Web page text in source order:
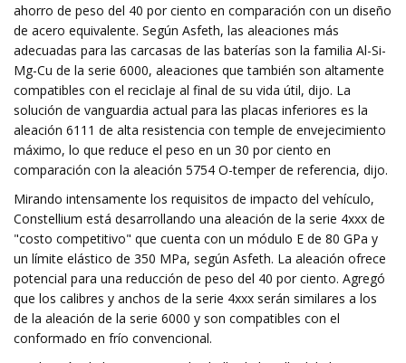
ahorro de peso del 40 por ciento en comparación con un diseño
de acero equivalente. Según Asfeth, las aleaciones más
adecuadas para las carcasas de las baterías son la familia Al-Si-
Mg-Cu de la serie 6000, aleaciones que también son altamente
compatibles con el reciclaje al final de su vida útil, dijo. La
solución de vanguardia actual para las placas inferiores es la
aleación 6111 de alta resistencia con temple de envejecimiento
máximo, lo que reduce el peso en un 30 por ciento en
comparación con la aleación 5754 O-temper de referencia, dijo.
Mirando intensamente los requisitos de impacto del vehículo,
Constellium está desarrollando una aleación de la serie 4xxx de
"costo competitivo" que cuenta con un módulo E de 80 GPa y
un límite elástico de 350 MPa, según Asfeth. La aleación ofrece
potencial para una reducción de peso del 40 por ciento. Agregó
que los calibres y anchos de la serie 4xxx serán similares a los
de la aleación de la serie 6000 y son compatibles con el
conformado en frío convencional.